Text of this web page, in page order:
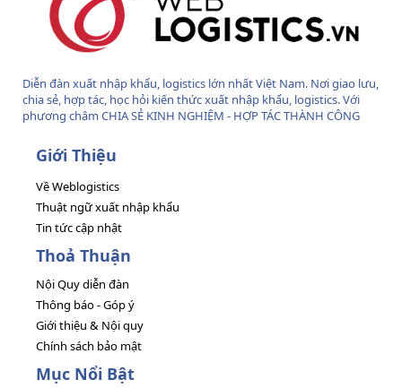
Diễn đàn xuất nhập khẩu, logistics lớn nhất Việt Nam. Nơi giao lưu,
chia sẻ, hợp tác, học hỏi kiến thức xuất nhập khẩu, logistics. Với
phương châm CHIA SẺ KINH NGHIỆM - HỢP TÁC THÀNH CÔNG
Giới Thiệu
Về Weblogistics
Thuật ngữ xuất nhập khẩu
Tin tức cập nhật
Thoả Thuận
Nội Quy diễn đàn
Thông báo - Góp ý
Giới thiệu & Nội quy
Chính sách bảo mật
Mục Nổi Bật